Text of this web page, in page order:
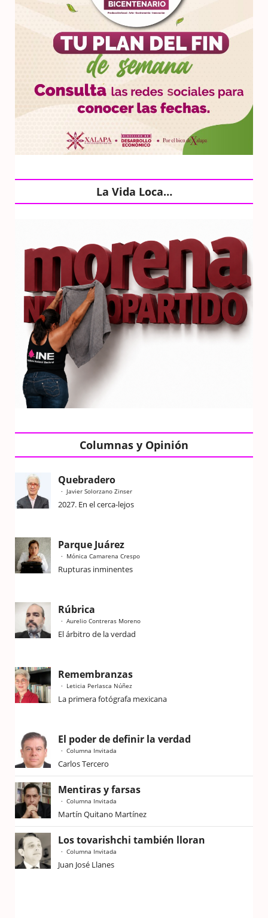
La Vida Loca…
Columnas y Opinión
Quebradero
Javier Solorzano Zinser
2027. En el cerca-lejos
Parque Juárez
Mónica Camarena Crespo
Rupturas inminentes
Rúbrica
Aurelio Contreras Moreno
El árbitro de la verdad
Remembranzas
Leticia Perlasca Núñez
La primera fotógrafa mexicana
El poder de definir la verdad
Columna Invitada
Carlos Tercero
Mentiras y farsas
Columna Invitada
Martín Quitano Martínez
Los tovarishchi también lloran
Columna Invitada
Juan José Llanes